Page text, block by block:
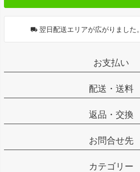
翌日配送エリアが広がりました。
お支払い
配送・送料
返品・交換
お問合せ先
カテゴリー